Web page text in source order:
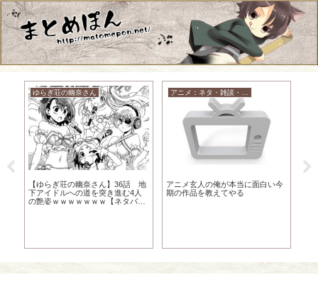
ゆらぎ荘の幽奈さん
【ゆらぎ荘の幽奈さん】36話 地
下アイドルへの道を突き進む4人
の艶姿ｗｗｗｗｗｗｗ【ネタバ
アニメ：ネタ・雑談・ニュース
アニメ玄人の俺が本当に面白い今
期の作品を教えてやる